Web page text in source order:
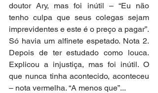
doutor Ary, mas foi inútil – “Eu não
tenho culpa que seus colegas sejam
Só havia um alfinete espetado. Nota 2.
Depois de ter estudado como louca.
Explicou a injustiça, mas foi inútil. O
que nunca tinha acontecido, aconteceu
– nota vermelha. “A menos que”...